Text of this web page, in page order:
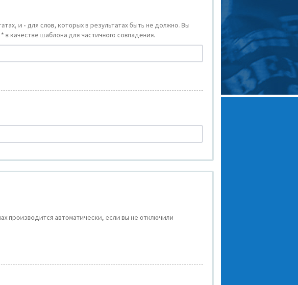
и - для слов, которых в результатах быть не должно. Вы
*в качестве шаблона для частичного совпадения.
производится автоматически, если вы не отключили